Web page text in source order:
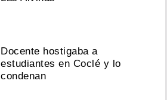
Docente hostigaba a
estudiantes en Coclé y lo
condenan